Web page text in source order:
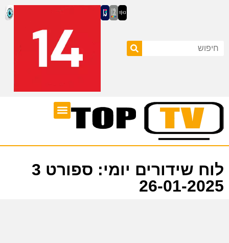
לוח שידורים יומי: ספורט 3
26-01-2025